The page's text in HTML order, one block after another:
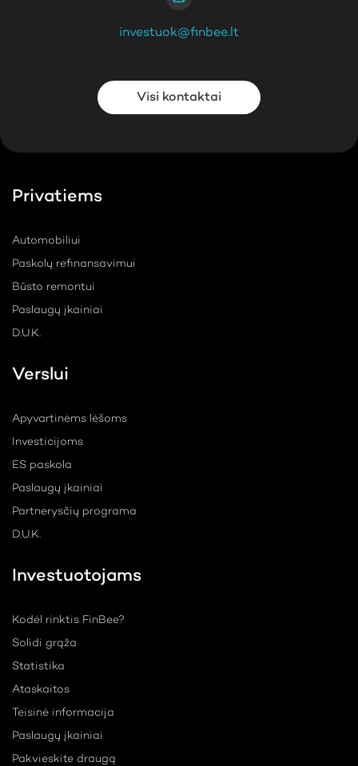
investuok@finbee.lt
Visi kontaktai
Privatiems
Automobiliui
Paskolų refinansavimui
Būsto remontui
Paslaugų įkainiai
D.U.K.
Verslui
Apyvartinėms lėšoms
Investicijoms
ES paskola
Paslaugų įkainiai
Partnerysčių programa
D.U.K.
Investuotojams
Kodėl rinktis FinBee?
Solidi grąža
Statistika
Ataskaitos
Teisinė informacija
Paslaugų įkainiai
Pakvieskite draugą